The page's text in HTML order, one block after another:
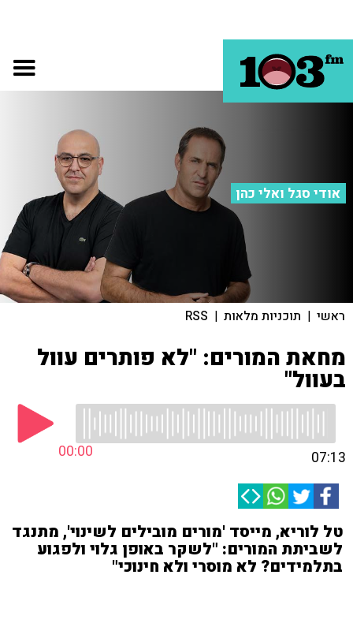
אודי סגל ואלי כהן
ראשי | תוכניות מלאות |
RSS
מחאת המורים: "לא פותרים עוול
בעוול"
00:00 07:13
טל לוריא, מייסד 'מורים מובילים לשינוי', מתנגד
לשביתת המורים: "לשקר באופן גלוי ולפגוע
בתלמידים? לא מוסרי ולא חינוכי"